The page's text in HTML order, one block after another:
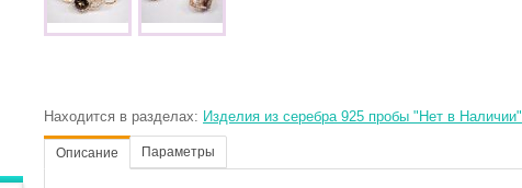
Находится в разделах: Изделия из серебра 925 пробы "Нет в Наличии"
Описание Параметры